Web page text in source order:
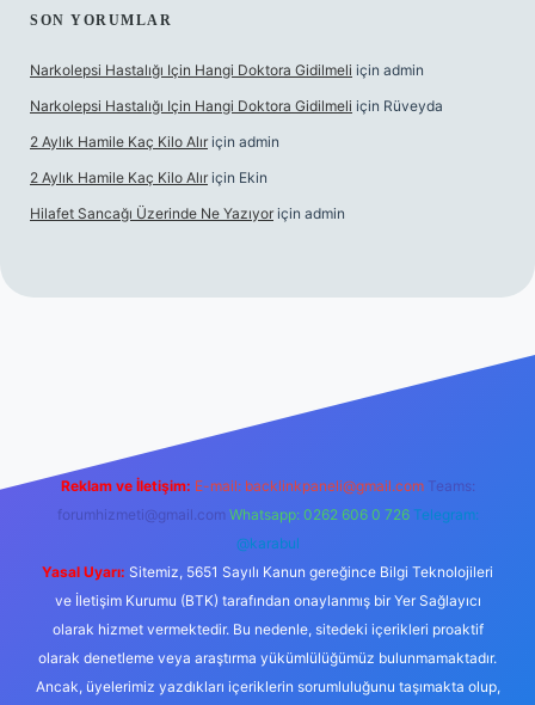
SON YORUMLAR
Narkolepsi Hastalığı Için Hangi Doktora Gidilmeli için admin
Narkolepsi Hastalığı Için Hangi Doktora Gidilmeli için Rüveyda
2 Aylık Hamile Kaç Kilo Alır için admin
2 Aylık Hamile Kaç Kilo Alır için Ekin
Hilafet Sancağı Üzerinde Ne Yazıyor için admin
Reklam ve İletişim: E-mail: backlinkpaneli@gmail.com Teams:
forumhizmeti@gmail.com Whatsapp: 0262 606 0 726 Telegram:
@karabul
Yasal Uyarı: Sitemiz, 5651 Sayılı Kanun gereğince Bilgi Teknolojileri
ve İletişim Kurumu (BTK) tarafından onaylanmış bir Yer Sağlayıcı
olarak hizmet vermektedir. Bu nedenle, sitedeki içerikleri proaktif
olarak denetleme veya araştırma yükümlülüğümüz bulunmamaktadır.
Ancak, üyelerimiz yazdıkları içeriklerin sorumluluğunu taşımakta olup,